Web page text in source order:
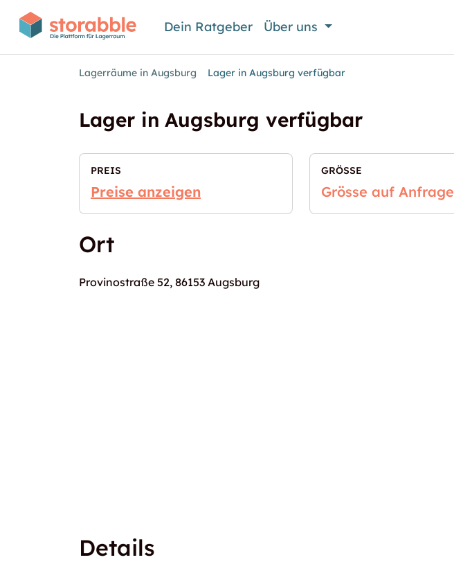
Dein Ratgeber Über uns
Lagerräume in Augsburg Lager in Augsburg verfügbar
Lager in Augsburg verfügbar
PREIS
Preise anzeigen
GRÖSSE
Grösse auf Anfrage
Ort
Provinostraße 52, 86153 Augsburg
Details